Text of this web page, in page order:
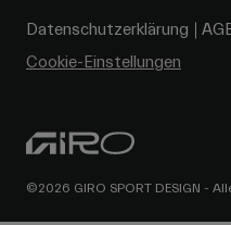
Datenschutzerklärung
Cookie-Einstellungen
©2026 GIRO SPORT DESIGN -